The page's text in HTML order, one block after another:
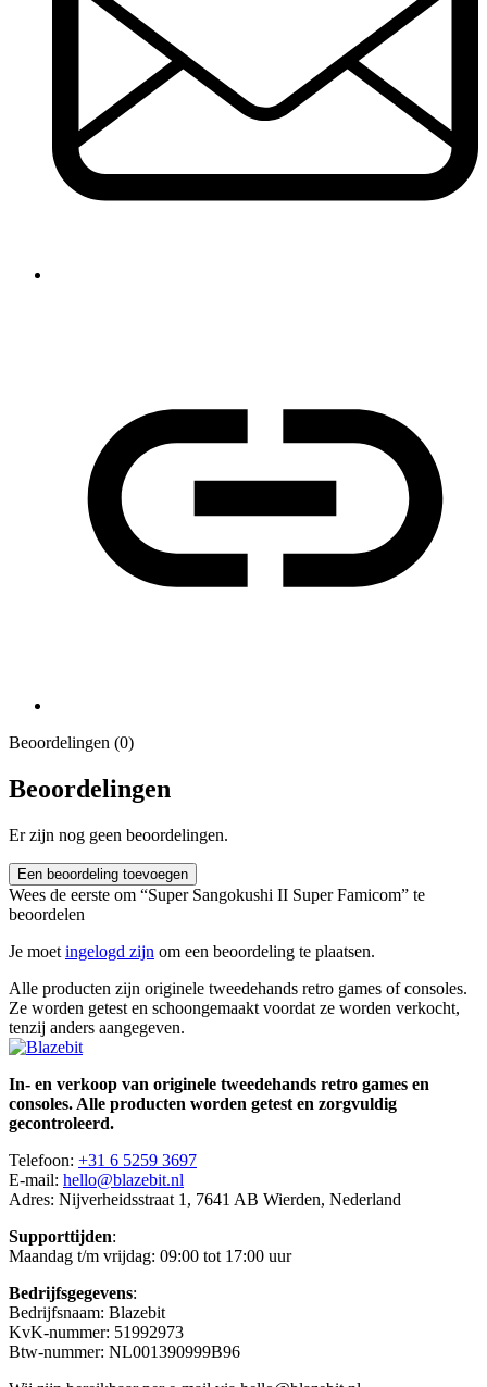
Beoordelingen (0)
Beoordelingen
Er zijn nog geen beoordelingen.
Een beoordeling toevoegen
Wees de eerste om “Super Sangokushi II Super Famicom” te
beoordelen
Je moet ingelogd zijn om een beoordeling te plaatsen.
Alle producten zijn originele tweedehands retro games of consoles.
Ze worden getest en schoongemaakt voordat ze worden verkocht,
tenzij anders aangegeven.
In- en verkoop van originele tweedehands retro games en
consoles. Alle producten worden getest en zorgvuldig
gecontroleerd.
Telefoon: +31 6 5259 3697
E-mail: hello@blazebit.nl
Adres: Nijverheidsstraat 1, 7641 AB Wierden, Nederland
Supporttijden:
Maandag t/m vrijdag: 09:00 tot 17:00 uur
Bedrijfsgegevens:
Bedrijfsnaam: Blazebit
KvK-nummer: 51992973
Btw-nummer: NL001390999B96